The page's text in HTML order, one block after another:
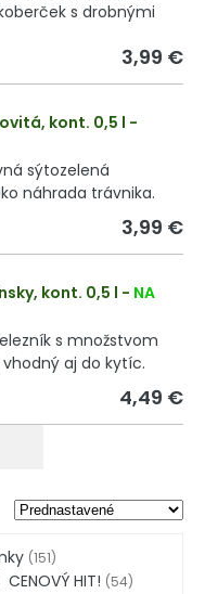
s drobnými
3,99 €
kont. 0,5 l -
sýtozelená
náhrada trávnika.
3,99 €
kont. 0,5 l - NA
s množstvom
aj do kytíc.
4,49 €
(151)
CENOVÝ HIT! (54)